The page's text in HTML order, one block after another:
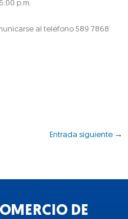
p.m.
al teléfono 589 7868
Entrada siguiente →
DE